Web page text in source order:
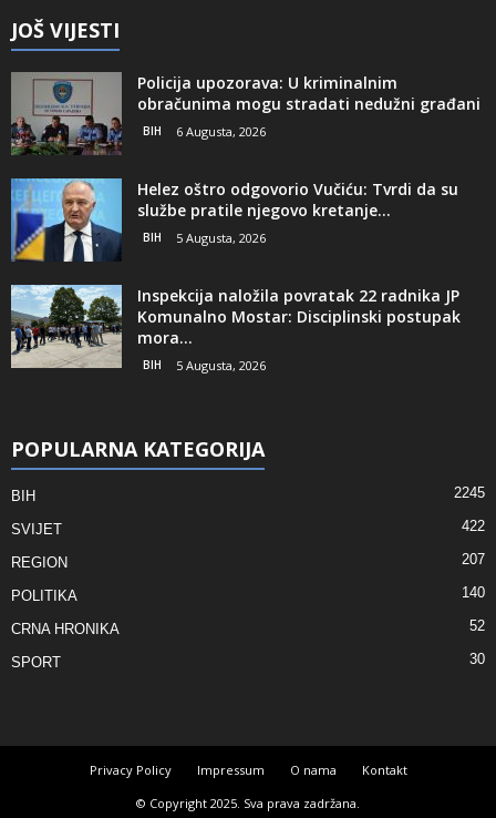
JOŠ VIJESTI
Policija upozorava: U kriminalnim
obračunima mogu stradati nedužni građani
BIH 6 Augusta, 2026
Helez oštro odgovorio Vučiću: Tvrdi da su
službe pratile njegovo kretanje...
BIH 5 Augusta, 2026
Inspekcija naložila povratak 22 radnika JP
Komunalno Mostar: Disciplinski postupak
mora...
BIH 5 Augusta, 2026
POPULARNA KATEGORIJA
BIH 2245
SVIJET 422
REGION 207
POLITIKA 140
CRNA HRONIKA 52
SPORT 30
Privacy Policy Impressum O nama
Kontakt
© Copyright 2025. Sva prava zadržana.